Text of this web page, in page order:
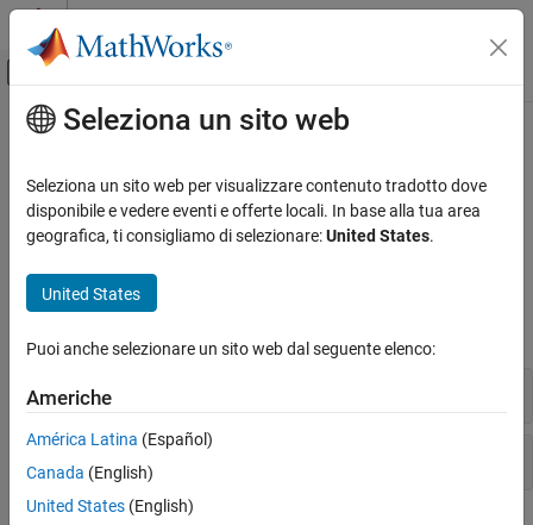
Vai al contenuto
Attiva/disattiva menu di navigazione
Pagina iniziale della documentazione
WLAN Toolbox
Signal Reception
Categoria
802.11be (Wi-Fi 7)
802.11az
802.11ax (Wi-Fi 6)
802.11ah
802.11n/ac (Wi-Fi 4 and Wi-Fi 5)
802.11a/b/g/j/p
Contenuto principale
802.11ba
Receive 802.11ba™ (WUR) waveforms
Model WUR-related signal reception functionality.
Functions
Waveform Detection and Synchronization
Bit-Level Processing
Seleziona un sito web
Seleziona un sito web per visualizzare contenuto tradotto dove
disponibile e vedere eventi e offerte locali. In base alla tua area
geografica, ti consigliamo di selezionare:United States.
United States
Puoi anche selezionare un sito web dal seguente elenco:
Americhe
América Latina (Español)
Canada (English)
United States (English)